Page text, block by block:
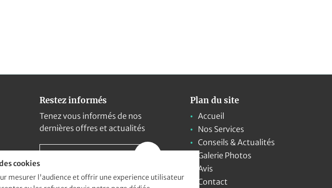
Restez informés
Tenez vous informés de nos
dernières offres et actualités
Plan du site
Accueil
Nos Services
Conseils & Actualités
Galerie Photos
Avis
Contact
cookies
mesurer l'audience et offrir une experience utilisateur